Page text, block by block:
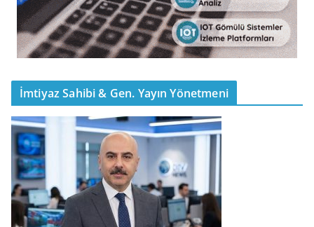
İmtiyaz Sahibi & Gen. Yayın Yönetmeni